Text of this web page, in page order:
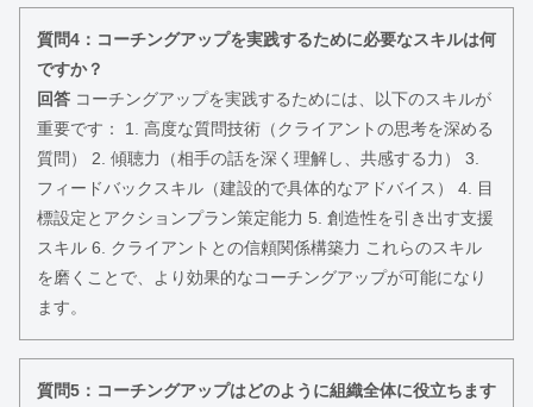
質問4：コーチングアップを実践するために必要なスキルは何
ですか？
回答 コーチングアップを実践するためには、以下のスキルが
重要です： 1. 高度な質問技術（クライアントの思考を深める
質問） 2. 傾聴力（相手の話を深く理解し、共感する力） 3.
フィードバックスキル（建設的で具体的なアドバイス） 4. 目
標設定とアクションプラン策定能力 5. 創造性を引き出す支援
スキル 6. クライアントとの信頼関係構築力 これらのスキル
を磨くことで、より効果的なコーチングアップが可能になり
ます。
質問5：コーチングアップはどのように組織全体に役立ちます